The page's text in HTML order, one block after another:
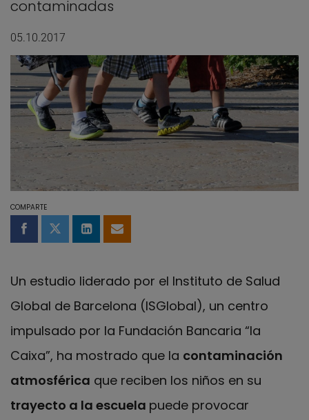
contaminadas
05.10.2017
COMPARTE
Compartir en Facebook
Compartir en Twitter
Compartir en LinkedIn
Compartir por email
Un estudio liderado por el Instituto de Salud
Global de Barcelona (ISGlobal), un centro
impulsado por la Fundación Bancaria “la
Caixa”, ha mostrado que la contaminación
atmosférica que reciben los niños en su
trayecto a la escuela puede provocar